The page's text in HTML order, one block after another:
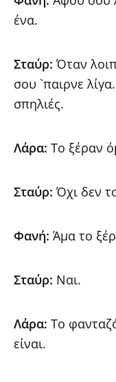
ένα.
Σταύρ: Όταν
σου `παιρνε
σπηλιές.
Λάρα: Το ξέραν
Σταύρ: Όχι δεν
Φανή: Άμα το
Σταύρ: Ναι.
Λάρα: Το
είναι.